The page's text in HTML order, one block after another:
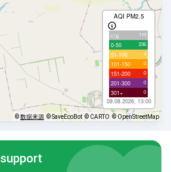
AQI PM2.5
с/д 110
0-50 236
51-100 4
101-150 0
151-200 0
201-300 0
301+ 0
09.08.2026, 13:00
©数据来源 © SaveEcoBot © CARTO © OpenStreetMap